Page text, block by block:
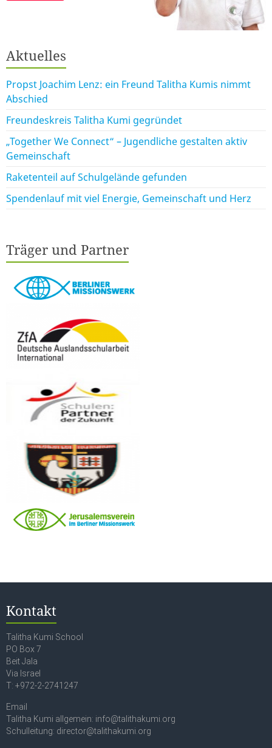
Aktuelles
Propst Joachim Lenz: ein Freund Talitha Kumis nimmt
Abschied
Freundeskreis Talitha Kumi gegründet
„Together We Connect“ – Jugendliche gestalten aktiv
Gemeinschaft
Raketenteil auf Schulgelände gefunden
Spendenlauf mit viel Energie, Gemeinschaft und Herz
Träger und Partner
Kontakt
Talitha Kumi School
PO Box 7
Beit Jala
Via Israel
T: +972-2-2741247
Email
Talitha Kumi allgemein: info@talithakumi.org
Schulleitung: director@talithakumi.org